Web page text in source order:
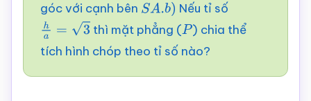
góc với cạnh bên SA. b) Nếu tỉ số
ha =3 thì mặt phẳng (P ) chia thể
tích hình chóp theo tỉ số nào?